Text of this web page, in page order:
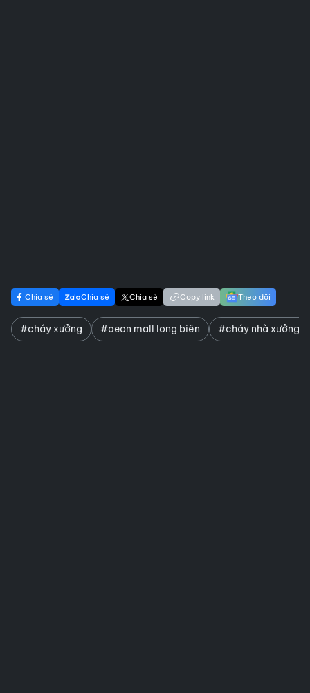
Chia sẻ Chia sẻ Chia sẻ Copy link Theo dõi
#cháy xưởng #aeon mall long biên #cháy nhà xưởng